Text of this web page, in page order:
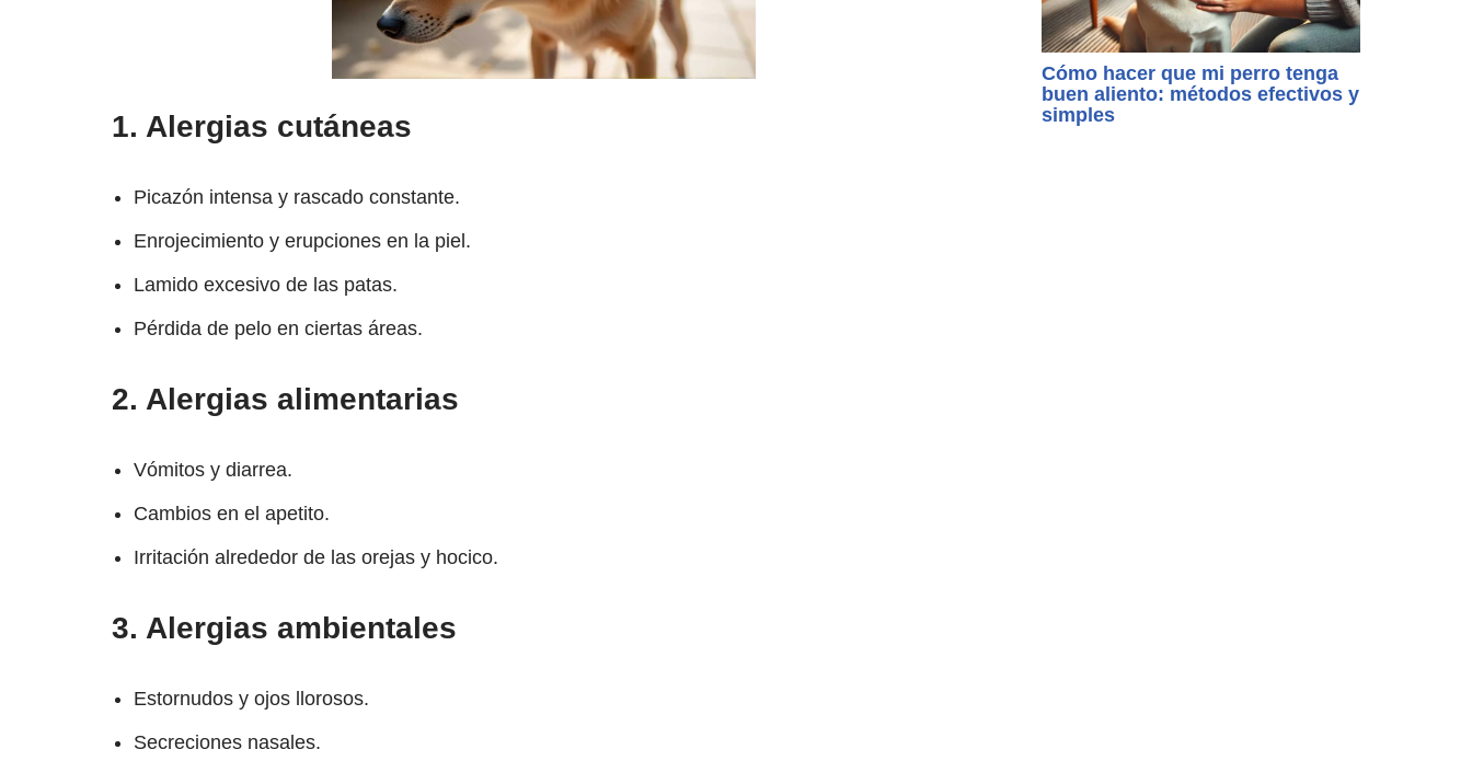
1. Alergias cutáneas
Picazón intensa y rascado constante.
Enrojecimiento y erupciones en la piel.
Lamido excesivo de las patas.
Pérdida de pelo en ciertas áreas.
2. Alergias alimentarias
Vómitos y diarrea.
Cambios en el apetito.
Irritación alrededor de las orejas y hocico.
3. Alergias ambientales
Estornudos y ojos llorosos.
Secreciones nasales.
Cómo hacer que mi perro tenga
buen aliento: métodos efectivos y
simples